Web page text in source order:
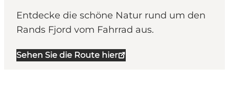
Entdecke die schöne Natur rund um den
Rands Fjord vom Fahrrad aus.
Sehen Sie die Route hier